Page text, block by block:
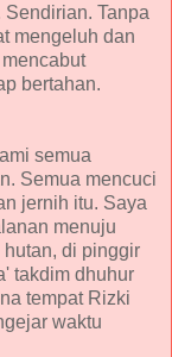
Tanpa
mengeluh dan
bertahan.
semua
Semua mencuci
jernih itu. Saya
menuju
di pinggir
takdim dhuhur
tempat Rizki
waktu